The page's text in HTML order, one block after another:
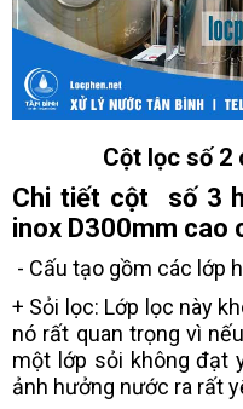
Cột lọc số 2
Chi tiết cột số 3
inox D300mm cao
- Cấu tạo gồm các lớp
+ Sỏi lọc: Lớp lọc này
nó rất quan trọng vì
một lớp sỏi không đạt
ảnh hưởng nước ra rất